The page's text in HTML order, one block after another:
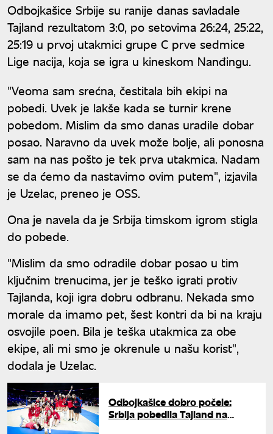
Odbojkašice Srbije su ranije danas savladale
Tajland rezultatom 3:0, po setovima 26:24, 25:22,
25:19 u prvoj utakmici grupe C prve sedmice
Lige nacija, koja se igra u kineskom Nanđingu.
"Veoma sam srećna, čestitala bih ekipi na
pobedi. Uvek je lakše kada se turnir krene
pobedom. Mislim da smo danas uradile dobar
posao. Naravno da uvek može bolje, ali ponosna
sam na nas pošto je tek prva utakmica. Nadam
se da ćemo da nastavimo ovim putem", izjavila
je Uzelac, preneo je OSS.
Ona je navela da je Srbija timskom igrom stigla
do pobede.
"Mislim da smo odradile dobar posao u tim
ključnim trenucima, jer je teško igrati protiv
Tajlanda, koji igra dobru odbranu. Nekada smo
morale da imamo pet, šest kontri da bi na kraju
osvojile poen. Bila je teška utakmica za obe
ekipe, ali mi smo je okrenule u našu korist",
dodala je Uzelac.
Odbojkašice dobro počele:
Srbija pobedila Tajland na